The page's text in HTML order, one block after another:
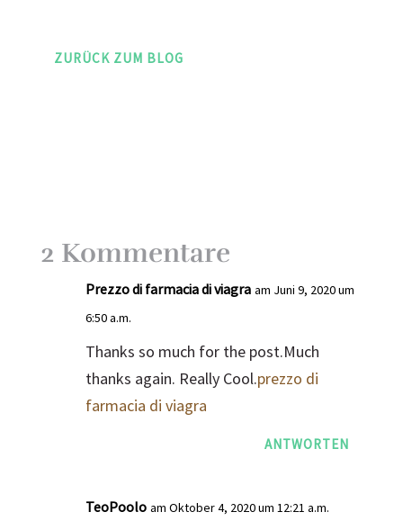
ZURÜCK ZUM BLOG
2 Kommentare
Prezzo di farmacia di viagra am Juni 9, 2020 um
6:50 a.m.
Thanks so much for the post.Much
thanks again. Really Cool.prezzo di
farmacia di viagra
ANTWORTEN
TeoPoolo am Oktober 4, 2020 um 12:21 a.m.